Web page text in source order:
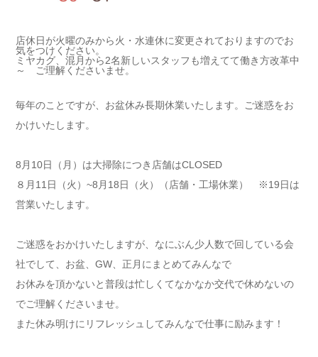
店休日が火曜のみから火・水連休に変更されておりますのでお
気をつけください。
ミヤカグ、混月から2名新しいスタッフも増えてて働き方改革中
～ ご理解くださいませ。
毎年のことですが、お盆休み長期休業いたします。ご迷惑をお
かけいたします。
8月10日（月）は大掃除につき店舗はCLOSED
８月11日（火）~8月18日（火）（店舗・工場休業） ※19日は
営業いたします。
ご迷惑をおかけいたしますが、なにぶん少人数で回している会
社でして、お盆、GW、正月にまとめてみんなで
お休みを頂かないと普段は忙しくてなかなか交代で休めないの
でご理解くださいませ。
また休み明けにリフレッシュしてみんなで仕事に励みます！